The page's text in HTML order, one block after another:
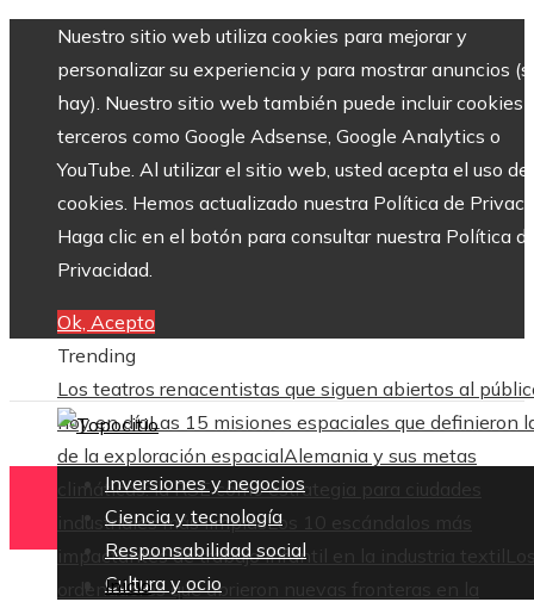
Nuestro sitio web utiliza cookies para mejorar y
personalizar su experiencia y para mostrar anuncios
hay). Nuestro sitio web también puede incluir cookies
terceros como Google Adsense, Google Analytics o
YouTube. Al utilizar el sitio web, usted acepta el uso de
cookies. Hemos actualizado nuestra Política de
Haga clic en el botón para consultar nuestra Política
Privacidad.
Ok, Acepto
Trending
Los teatros renacentistas que siguen abiertos al
hoy en díaLas 15 misiones espaciales que definieron
de la exploración espacialAlemania y sus metas
climáticas: la RSE como estrategia para ciudades
industriales más limpiasLos 10 escándalos más
impactantes de trabajo infantil en la industria textil
ordenadores que abrieron nuevas fronteras en la
Inversiones y negocios
Ciencia y tecnología
Responsabilidad social
Cultura y ocio
Inicio